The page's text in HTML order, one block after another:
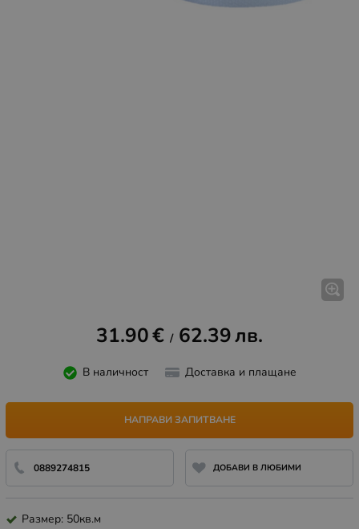
31.90€ / 62.39лв.
В наличност Доставка и плащане
НАПРАВИ ЗАПИТВАНЕ
0889274815 ДОБАВИ В ЛЮБИМИ
Размер: 50кв.м